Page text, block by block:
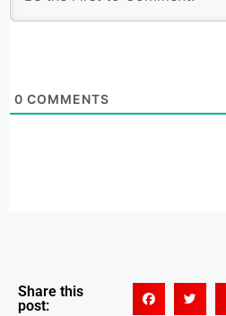
0 COMMENTS
Share this
post: